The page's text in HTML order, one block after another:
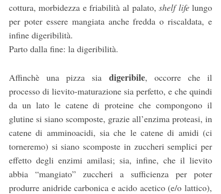
cottura, morbidezza e friabilità al palato,shelf lifelungo
per poter essere mangiata anche fredda o riscaldata, e
infine digeribilità.
Parto dalla fine: la digeribilità.
Affinchè una pizza sia digeribile, occorre che il
processo di lievito-maturazione sia perfetto, e che quindi
da un lato le catene di proteine che compongono il
glutine si siano scomposte, grazie all’enzima proteasi, in
catene di amminoacidi, sia che le catene di amidi (ci
torneremo) si siano scomposte in zuccheri semplici per
effetto degli enzimi amilasi; sia, infine, che il lievito
abbia “mangiato” zuccheri a sufficienza per poter
produrre anidride carbonica e acido acetico (e/o lattico),